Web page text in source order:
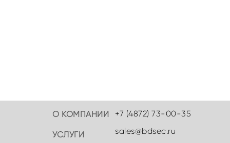
О КОМПАНИИ
УСЛУГИ
+7 (4872) 73-00-35
sales@bdsec.ru